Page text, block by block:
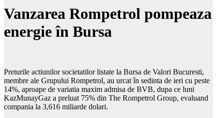
Vanzarea Rompetrol pompeaza
energie în Bursa
Preturile actiunilor societatilor listate la Bursa de Valori Bucuresti,
membre ale Grupului Rompetrol, au urcat în sedinta de ieri cu peste
14%, aproape de variatia maxim admisa de BVB, dupa ce luni
KazMunayGaz a preluat 75% din The Rompetrol Group, evaluand
compania la 3,616 miliarde dolari.